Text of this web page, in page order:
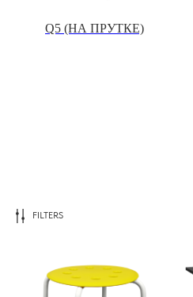
Q5 (НА ПРУТКЕ)
FILTERS